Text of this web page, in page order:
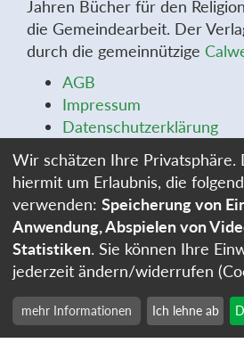
Jahren Bücher für den
die Gemeindearbeit. Der
durch die gemeinnützige
AGB
Impressum
Datenschutzerklärung
Widerrufsbelehrung
Widerrufsformular
Stellenangebote
Cookie-Einstellungen
Wir schätzen Ihre Privatsphäre.
hiermit um Erlaubnis, die
verwenden: Speicherung von
Anwendung, Abspielen von
Statistiken. Sie können Ihre
jederzeit ändern/widerrufen
mehr Informationen Ich lehne ab